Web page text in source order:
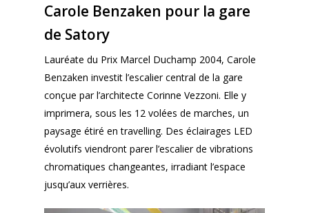
Carole Benzaken pour la gare
de Satory
Lauréate du Prix Marcel Duchamp 2004, Carole
Benzaken investit l’escalier central de la gare
conçue par l’architecte Corinne Vezzoni. Elle y
imprimera, sous les 12 volées de marches, un
paysage étiré en travelling. Des éclairages LED
évolutifs viendront parer l’escalier de vibrations
chromatiques changeantes, irradiant l’espace
jusqu’aux verrières.